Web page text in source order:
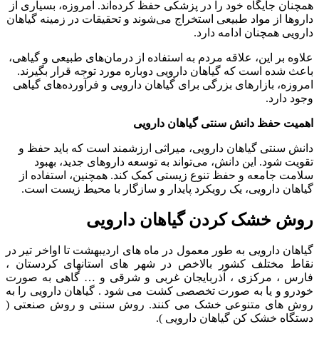
همچنان جایگاه خود را در پزشکی حفظ کرده‌اند. امروزه، بسیاری از
داروها از مواد طبیعی استخراج می‌شوند و تحقیقات در زمینه گیاهان
دارویی همچنان ادامه دارد.
علاوه بر این، علاقه مردم به استفاده از درمان‌های طبیعی و گیاهی،
باعث شده است که گیاهان دارویی دوباره مورد توجه قرار بگیرند.
امروزه، بازارهای بزرگی برای گیاهان دارویی و فرآورده‌های گیاهی
وجود دارد.
اهمیت حفظ دانش سنتی گیاهان دارویی
دانش سنتی گیاهان دارویی، میراثی ارزشمند است که باید حفظ و
تقویت شود. این دانش، می‌تواند به توسعه داروهای جدید، بهبود
سلامت جامعه و حفظ تنوع زیستی کمک کند. همچنین، استفاده از
گیاهان دارویی، یک رویکرد پایدار و سازگار با محیط زیست است.
روش خشک کردن گیاهان دارویی
گیاهان دارویی به طور معمول در ماه های اردیبهشت تا اواخر تیر در
نقاط مختلف کشور بالاخص در شهر های استانهای کردستان ،
فارس ، مرکزی ، آذربایجان غربی و شرقی و … گاهی به صورت
خودرو و یا به صورت تخصصی کشت می شود . گیاهان دارویی را به
روش های متنوعی خشک می کنند. روش سنتی و روش صنعتی (
دستگاه خشک کن گیاهان دارویی ).